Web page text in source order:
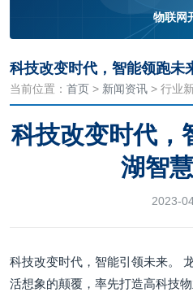
物联网
科技改变时代，智能领跑未
当前位置： 首页 > 新闻资讯 > 行业
科技改变时代，
湖智
2023-
科技改变时代，智能引领未来。
活想象的颠覆，率先打造高科技物